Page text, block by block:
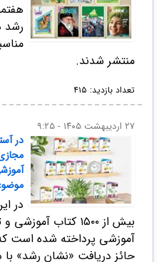
رشد
منتشر شدند.
تعداد بازدید: ۴۱۵
۲۷ اردیبهشت ۱۴۰۵ - ۹:۲۵
در
در
حائز دریافت «نشان رشد»